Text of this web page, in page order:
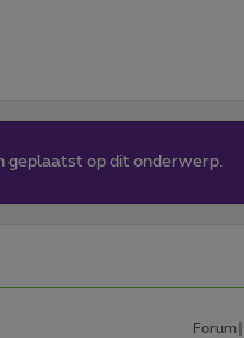
geplaatst op dit onderwerp.